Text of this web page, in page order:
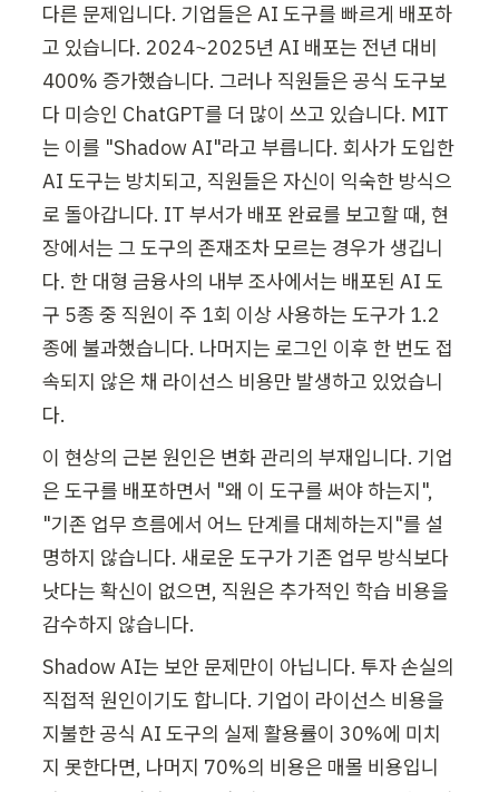
다른 문제입니다. 기업들은 AI 도구를 빠르게 배포하
고 있습니다. 2024~2025년 AI 배포는 전년 대비
400% 증가했습니다. 그러나 직원들은 공식 도구보
다 미승인 ChatGPT를 더 많이 쓰고 있습니다. MIT
는 이를 "Shadow AI"라고 부릅니다. 회사가 도입한
AI 도구는 방치되고, 직원들은 자신이 익숙한 방식으
로 돌아갑니다. IT 부서가 배포 완료를 보고할 때, 현
장에서는 그 도구의 존재조차 모르는 경우가 생깁니
다. 한 대형 금융사의 내부 조사에서는 배포된 AI 도
구 5종 중 직원이 주 1회 이상 사용하는 도구가 1.2
종에 불과했습니다. 나머지는 로그인 이후 한 번도 접
속되지 않은 채 라이선스 비용만 발생하고 있었습니
다.
이 현상의 근본 원인은 변화 관리의 부재입니다. 기업
은 도구를 배포하면서 "왜 이 도구를 써야 하는지",
"기존 업무 흐름에서 어느 단계를 대체하는지"를 설
명하지 않습니다. 새로운 도구가 기존 업무 방식보다
낫다는 확신이 없으면, 직원은 추가적인 학습 비용을
감수하지 않습니다.
Shadow AI는 보안 문제만이 아닙니다. 투자 손실의
직접적 원인이기도 합니다. 기업이 라이선스 비용을
지불한 공식 AI 도구의 실제 활용률이 30%에 미치
지 못한다면, 나머지 70%의 비용은 매몰 비용입니